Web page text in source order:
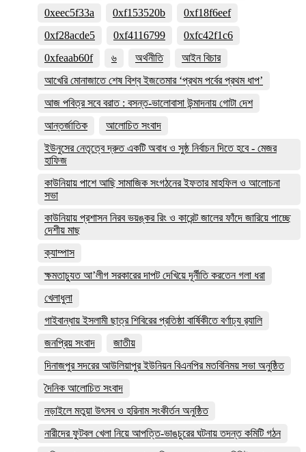
0xeec5f33a
0xf153520b
0xf18f6eef
0xf28acde5
0xf4116799
0xfc42f1c6
0xfeaab60f
৬ অর্থনীতি
আইন বিচার
আখেরি মোনাজাতে শেষ বিশ্ব ইজতেমার ‘প্রথম পর্বের প্রথম ধাপ’
আজ পবিত্র সবে বরাত : বসন্ত-ভালোবাসা উন্মাদনায় গোটা দেশ
আন্তর্জাতিক
আলোচিত সংবাদ
ইউনুসের নেতৃত্বে দ্রুত একটি অবাধ ও সুষ্ঠ নির্বাচন দিতে হবে - মেজর
হাফিজ
কাউনিয়ায় পাশে আছি সামাজিক সংগঠনের ইফতার মাহফিল ও আলোচনা
সভা
কাউনিয়ায় প্রশাসন নিরব ভয়ঙ্কর রিং ও কারেন্ট জালের ফাঁদে জারিয়ে পাচ্ছে
দেশীয় মাছ
ক্যাম্পাস
ক্ষমতাচ্যুত আ’লীগ সরকারের দাপট দেখিয়ে দূর্নীতি করতেন গলা ধরা
খেলাধুলা
গাইবান্ধায় ইসলামী ছাত্র শিবিরের প্রতিষ্ঠা বার্ষিকীতে বর্ণাঢ্য র‌্যালি
জনপ্রিয় সংবাদ
জাতীয়
দিনাজপুর সদরের আউলিয়াপুর ইউনিয়ন বিএনপির মতবিনিময় সভা অনুষ্ঠিত
দৈনিক আলোচিত সংবাদ
নড়াইলে মতুয়া উৎসব ও হরিনাম সংকীর্তন অনুষ্ঠিত
নারীদের ফুটবল খেলা নিয়ে আপত্তি-ভাঙচুরের ঘটনায় তদন্ত কমিটি গঠন